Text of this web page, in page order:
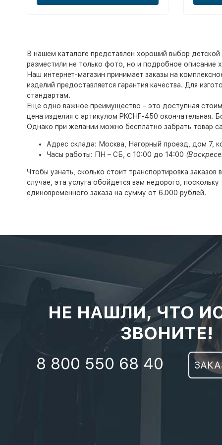
В нашем каталоге представлен хороший выбор
разместили не только фото, но и подробное описание
Наш интернет-магазин принимает заказы на
изделий предоставляется гарантия качества. Для
стандартам.
Еще одно важное преимущество – это доступная
цена изделия с артикулом PKCHF-450 окончательная.
Однако при желании можно бесплатно забрать товар
Адрес склада: Москва, Нагорный проезд, дом 7,
Часы работы: ПН – СБ, с 10:00 до 14:00
Чтобы узнать, сколько стоит транспортировка
случае, эта услуга обойдется вам недорого,
единовременного заказа на сумму от 6.000 рублей.
НЕ НАШЛИ, ЧТО
ЗВОНИТЕ!
8 800 550 68 40